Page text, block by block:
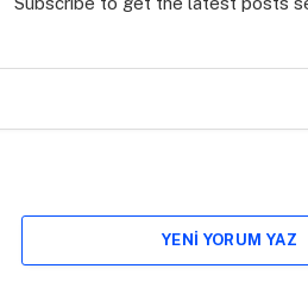
YENI YORUM YAZ